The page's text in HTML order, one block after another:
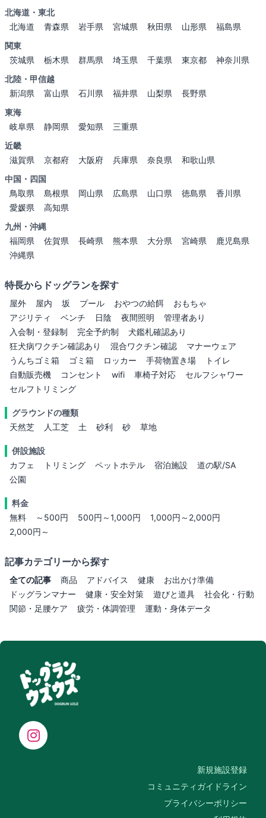
北海道・東北
北海道
青森県 岩手県 宮城県 秋田県 山形県
福島県
関東
茨城県
栃木県 群馬県 埼玉県 千葉県 東京都
神奈川県
北陸・甲信越
新潟県
富山県 石川県 福井県 山梨県
長野県
東海
岐阜県
静岡県 愛知県
三重県
近畿
滋賀県
京都府 大阪府 兵庫県 奈良県
和歌山県
中国・四国
鳥取県
島根県 岡山県 広島県 山口県 徳島県
香川県
愛媛県
高知県
九州・沖縄
福岡県
佐賀県 長崎県 熊本県 大分県 宮崎県
鹿児島県
沖縄県
特長からドッグランを探す
屋外 屋内 坂 プール おやつの給餌
おもちゃ
アジリティ
ベンチ 日陰 夜間照明
管理者あり
入会制・登録制
完全予約制
犬鑑札確認あり
狂犬病ワクチン確認あり
混合ワクチン確認
マナーウェア
うんちゴミ箱
ゴミ箱 ロッカー 手荷物置き場
トイレ
自動販売機
コンセント wifi 車椅子対応
セルフシャワー
セルフトリミング
グラウンドの種類
天然芝
人工芝 土 砂利 砂 草地
併設施設
カフェ
トリミング ペットホテル 宿泊施設
道の駅/SA
公園
料金
無料
～500円 500円～1,000円
1,000円～2,000円
2,000円～
記事カテゴリーから探す
全ての記事 商品 アドバイス 健康
お出かけ準備
ドッグランマナー
健康・安全対策 遊びと道具
社会化・行動
関節・足腰ケア
疲労・体調管理 運動・身体データ
新規施設登録
コミュニティガイドライン
プライバシーポリシー